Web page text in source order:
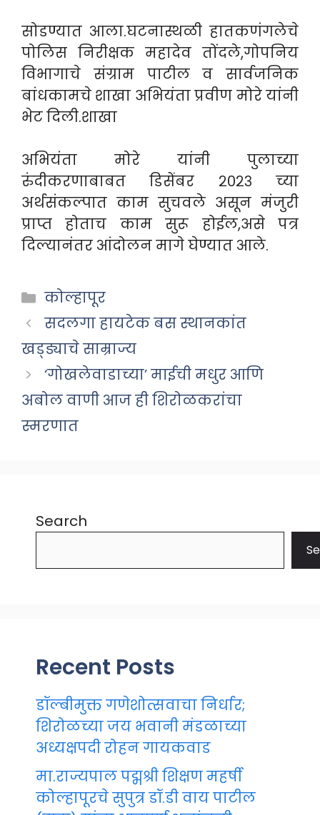
सोडण्यात आला.घटनास्थळी हातकणंगलेचे
पोलिस निरीक्षक महादेव तोंदले,गोपनिय
विभागाचे संग्राम पाटील व सार्वजनिक
बांधकामचे शाखा अभियंता प्रवीण मोरे यांनी
भेट दिली.शाखा
अभियंता मोरे यांनी पुलाच्या
रुंदीकरणाबाबत डिसेंबर २०२३ च्या
अर्थसंकल्पात काम सुचवले असून मंजुरी
प्राप्त होताच काम सुरू होईल,असे पत्र
दिल्यानंतर आंदोलन मागे घेण्यात आले.
Categories
कोल्हापूर
सदलगा हायटेक बस स्थानकांत
खड्ड्याचे साम्राज्य
‘गोखलेवाडाच्या’ माईची मधुर आणि
अबोल वाणी आज ही शिरोळकरांचा
स्मरणात
Search
Recent Posts
डॉल्बीमुक्त गणेशोत्सवाचा निर्धार;
शिरोळच्या जय भवानी मंडळाच्या
अध्यक्षपदी रोहन गायकवाड
मा.राज्यपाल पद्मश्री शिक्षण महर्षी
कोल्हापूरचे सुपुत्र डॉ.डी वाय पाटील